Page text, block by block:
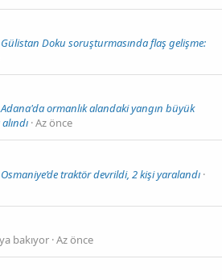
Gülistan Doku soruşturmasında flaş gelişme:
Adana'da ormanlık alandaki yangın büyük
Az önce
Osmaniye’de traktör devrildi, 2 kişi yaralandı
bakıyor Az önce